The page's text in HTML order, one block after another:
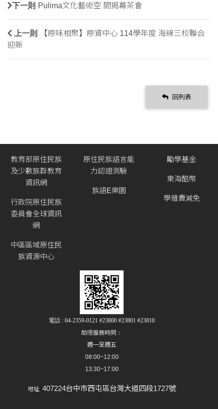
下一則 Pulima文化藝術空 間揭幕茶會
上一則
【原味相聚】原資中心 114學年度 海線三校聯合
迎新
回列表
教育部原住民族
及少數族群教育
資訊網
行政院原住民族
委員會全球資訊
網
中區區域原住民
族資源中心
原住民族語言能
力認證測驗
族語E樂園
勵學基金
東海酷幣
學雜費減免
電話 : 04-2359-0121 #23800 #23801 #23810
助理服務時間：
週一至週五
08:00~12:00
13:30~17:00
地址 407224台中市西屯區台灣大道四段1727號